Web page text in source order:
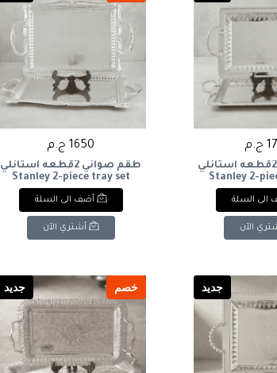
طقم صواني 2قطعه استانلي
Stanley 2-
الى السلة
الآن
1650 ج.م
طقم صواني 2قطعه استانلي
Stanley 2-piece tray set
أضف الى السلة
أشتري الآن
جديد خصم جديد